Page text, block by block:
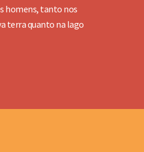
homens, tanto nos
terra quanto na lago